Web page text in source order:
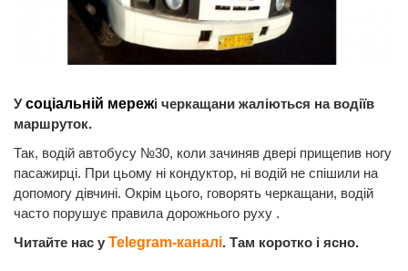
Усоціальній мережі черкащани жаліються на водіїв
маршруток.
Так, водій автобусу №30, коли зачиняв двері прищепив ногу
пасажирці. При цьому ні кондуктор, ні водій не спішили на
допомогу дівчині. Окрім цього, говорять черкащани, водій
часто порушує правила дорожнього руху .
Читайте нас у Telegram-каналі. Там коротко і ясно.